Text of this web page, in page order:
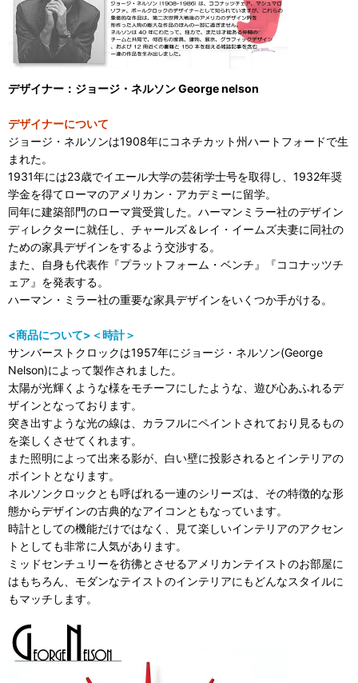
デザイナー：ジョージ・ネルソン George nelson
デザイナーについて
ジョージ・ネルソンは1908年にコネチカット州ハートフォードで生
まれた。
1931年には23歳でイエール大学の芸術学士号を取得し、1932年奨
学金を得てローマのアメリカン・アカデミーに留学。
同年に建築部門のローマ賞受賞した。ハーマンミラー社のデザイン
ディレクターに就任し、チャールズ＆レイ・イームズ夫妻に同社の
ための家具デザインをするよう交渉する。
また、自身も代表作『プラットフォーム・ベンチ』『ココナッツチ
ェア』を発表する。
ハーマン・ミラー社の重要な家具デザインをいくつか手がける。
<商品について>＜時計＞
サンバーストクロックは1957年にジョージ・ネルソン(George
Nelson)によって製作されました。
太陽が光輝くような様をモチーフにしたような、遊び心あふれるデ
ザインとなっております。
突き出すような光の線は、カラフルにペイントされており見るもの
を楽しくさせてくれます。
また照明によって出来る影が、白い壁に投影されるとインテリアの
ポイントとなります。
ネルソンクロックとも呼ばれる一連のシリーズは、その特徴的な形
態からデザインの古典的なアイコンともなっています。
時計としての機能だけではなく、見て楽しいインテリアのアクセン
トとしても非常に人気があります。
ミッドセンチュリーを彷彿とさせるアメリカンテイストのお部屋に
はもちろん、モダンなテイストのインテリアにもどんなスタイルに
もマッチします。